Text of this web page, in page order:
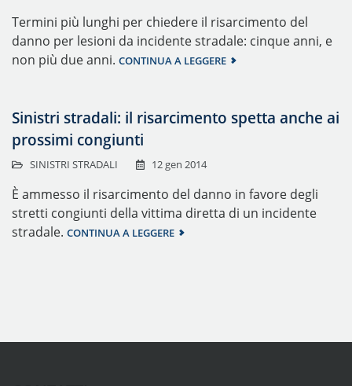
Termini più lunghi per chiedere il risarcimento del
danno per lesioni da incidente stradale: cinque anni, e
non più due anni. CONTINUA A LEGGERE
Sinistri stradali: il risarcimento spetta anche ai
prossimi congiunti
SINISTRI STRADALI 12 gen 2014
È ammesso il risarcimento del danno in favore degli
stretti congiunti della vittima diretta di un incidente
stradale. CONTINUA A LEGGERE